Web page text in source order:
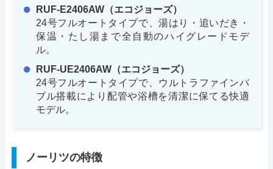
RUF-E2406AW（エコジョーズ）
24号フルオートタイプで、湯はり・追いだき・
保温・たし湯まで全自動のハイグレードモデ
ル。
RUF-UE2406AW（エコジョーズ）
24号フルオートタイプで、ウルトラファインバ
ブル搭載により配管や浴槽を清潔に保てる快適
モデル。
ノーリツの特徴